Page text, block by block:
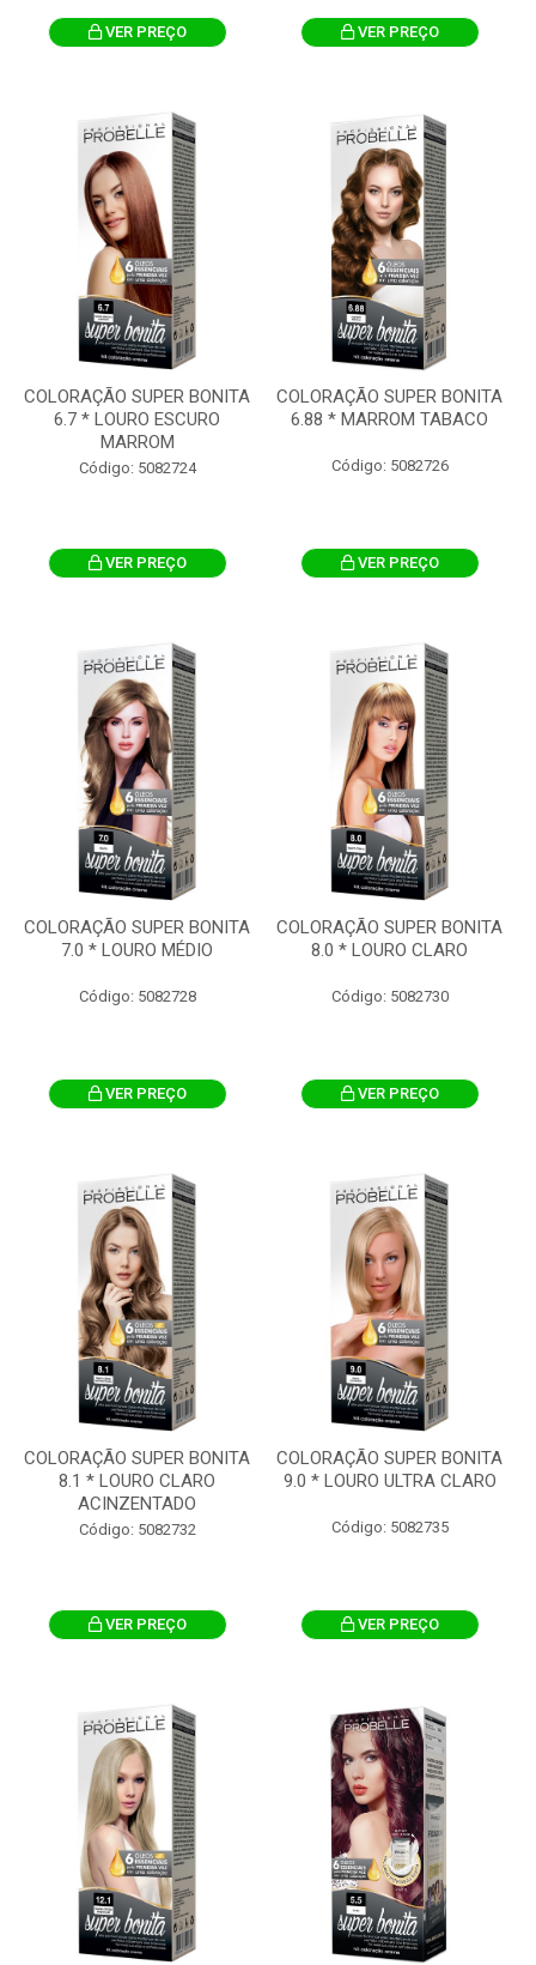
VER PREÇO VER PREÇO
COLORAÇÃO SUPER BONITA
6.7 * LOURO ESCURO
MARROM
Código: 5082724
VER PREÇO
COLORAÇÃO SUPER BONITA
6.88 * MARROM TABACO
Código: 5082726
VER PREÇO
COLORAÇÃO SUPER BONITA
7.0 * LOURO MÉDIO
Código: 5082728
VER PREÇO
COLORAÇÃO SUPER BONITA
8.0 * LOURO CLARO
Código: 5082730
VER PREÇO
COLORAÇÃO SUPER BONITA
8.1 * LOURO CLARO
ACINZENTADO
Código: 5082732
VER PREÇO
COLORAÇÃO SUPER BONITA
9.0 * LOURO ULTRA CLARO
Código: 5082735
VER PREÇO